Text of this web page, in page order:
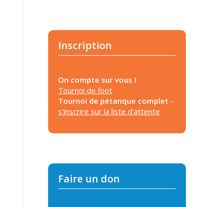
Inscription
On compte sur vous !
Tournoi de foot
Tournoi de pétanque complet -
s'inscrire sur la liste d'attente
Faire un don